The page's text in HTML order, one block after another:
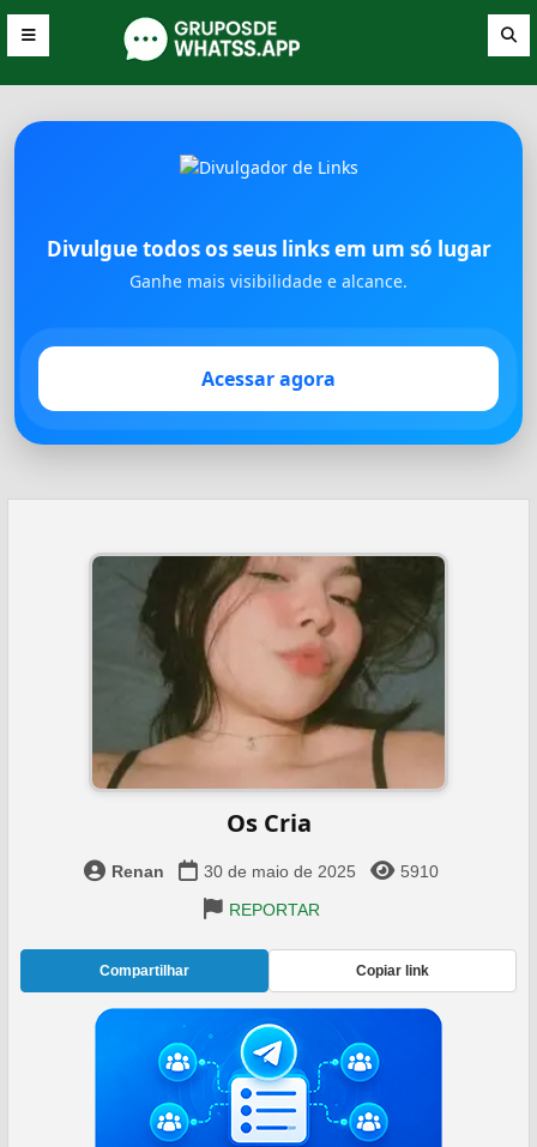
Divulgue todos os seus links em um só lugar
Ganhe mais visibilidade e alcance.
Acessar agora
Os Cria
Renan 30 de maio de 2025
5910
REPORTAR
Compartilhar Copiar link